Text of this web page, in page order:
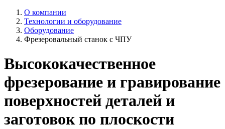
О компании
Технологии и оборудование
Оборудование
Фрезеровальный станок с ЧПУ
Высококачественное
фрезерование и гравирование
поверхностей деталей и
заготовок по плоскости